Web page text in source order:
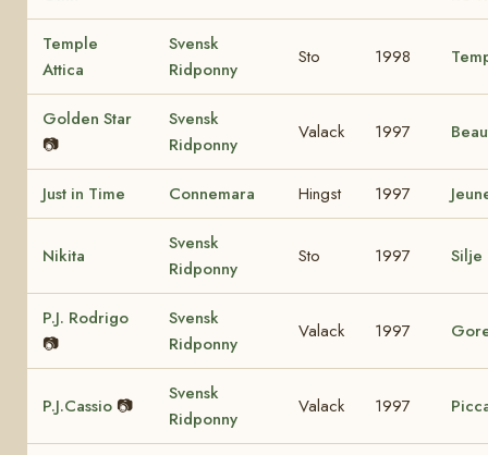
Temple
Attica
Svensk
Ridponny
Sto 1998
Golden Star
📷
Svensk
Ridponny
Valack 1997
Just in Time Connemara Hingst 1997
Nikita
Svensk
Ridponny
Sto 1997 Silje
P.J. Rodrigo
📷
Svensk
Ridponny
Valack 1997
P.J.Cassio 📷
Svensk
Ridponny
Valack 1997